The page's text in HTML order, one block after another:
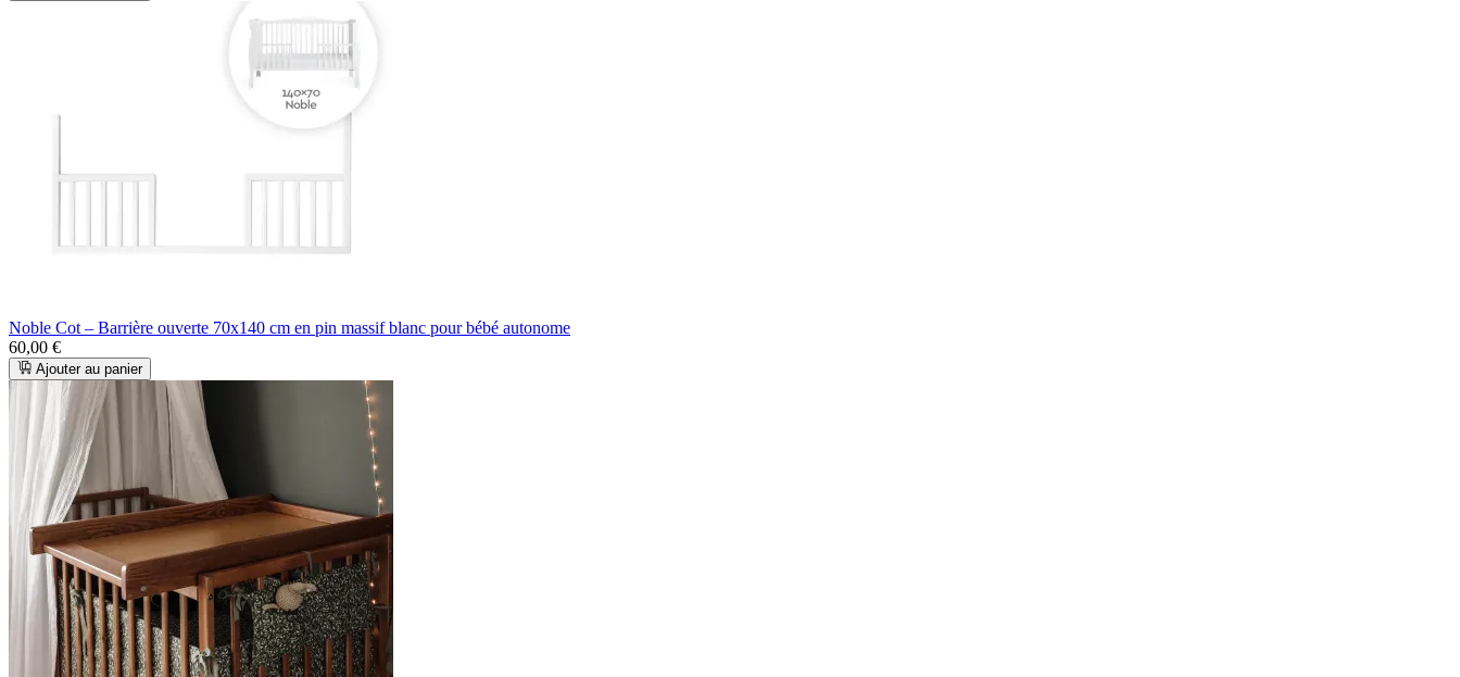
Noble Cot – Barrière ouverte 70x140 cm en pin massif blanc pour bébé autonome
60,00 €
Ajouter au panier